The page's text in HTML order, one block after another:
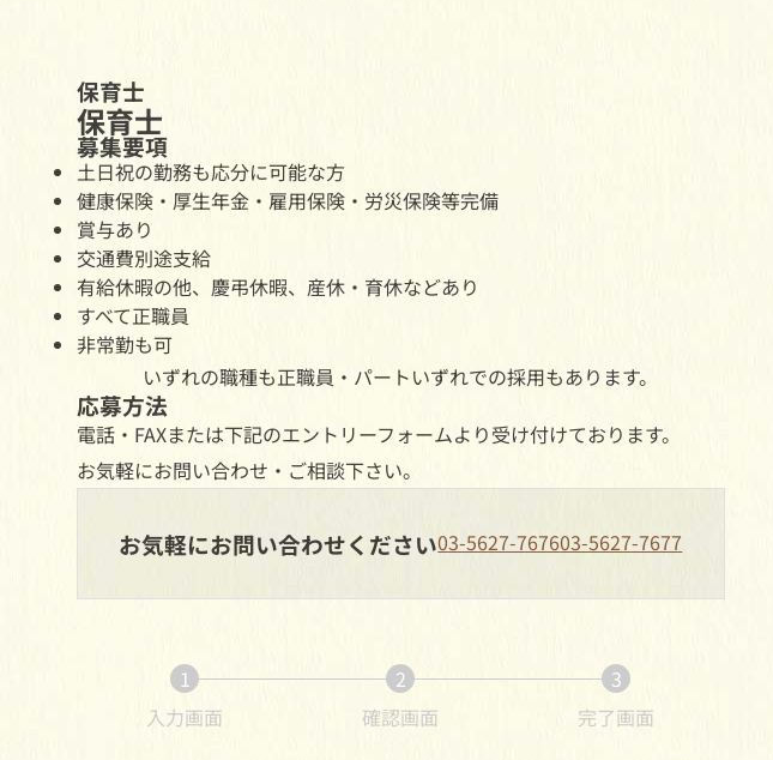
保育士
保育士
募集要項
土日祝の勤務も応分に可能な方
健康保険・厚生年金・雇用保険・労災保険等完備
賞与あり
交通費別途支給
有給休暇の他、慶弔休暇、産休・育休などあり
すべて正職員
非常勤も可
いずれの職種も正職員・パートいずれでの採用もあります。
応募方法
電話・FAXまたは下記のエントリーフォームより受け付けております。
お気軽にお問い合わせ・ご相談下さい。
お気軽にお問い合わせください03-5627-767603-5627-7677
1
入力画面
2
確認画面
3
完了画面